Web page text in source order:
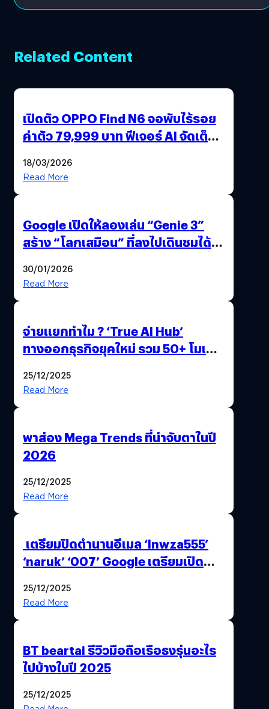
Related Content
เปิดตัว OPPO Find N6 จอพับไร้รอย
ค่าตัว 79,999 บาท ฟีเจอร์ AI จัดเต็ม
18/03/2026
Read More
Google เปิดให้ลองเล่น “Genie 3”
สร้าง “โลกเสมือน” ที่ลงไปเดินชมได้
30/01/2026
Read More
จ่ายแยกทำไม ? ‘True AI Hub’
ทางออกธุรกิจยุคใหม่ รวม 50+ โมเดล
25/12/2025
Read More
พาส่อง Mega Trends ที่น่าจับตาในปี
2026
25/12/2025
Read More
เตรียมปิดตำนานอีเมล ‘lnwza555’
‘naruk’ ‘007’ Google เตรียมเปิด
25/12/2025
Read More
BT beartai รีวิวมือถือเรือธงรุ่นอะไร
ไปบ้างในปี 2025
25/12/2025